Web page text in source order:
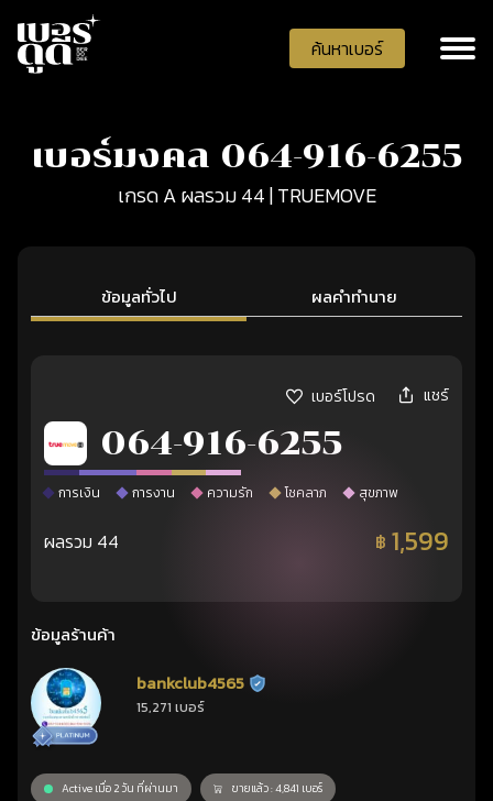
ค้นหาเบอร์
เบอร์มงคล 064-916-6255
เกรด A ผลรวม 44 | TRUEMOVE
ข้อมูลทั่วไป ผลคำทำนาย
เบอร์โปรด แชร์
064-916-6255
การเงิน การงาน ความรัก โชคลาภ สุขภาพ
ผลรวม 44 ฿ 1,599
ข้อมูลร้านค้า
bankclub4565 ร้านยืนยันแล้ว
15,271 เบอร์
Active เมื่อ 2 วัน ที่ผ่านมา ขายแล้ว : 4,841 เบอร์